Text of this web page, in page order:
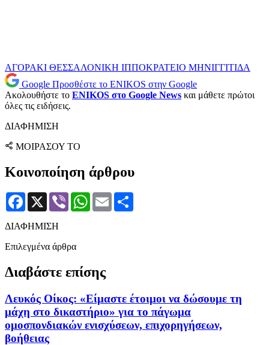
ΑΓΟΡΑΚΙ ΘΕΣΣΑΛΟΝΙΚΗ ΙΠΠΟΚΡΑΤΕΙΟ ΜΗΝΙΓΓΙΤΙΔΑ
Google Προσθέστε το ENIKOS στην Google
Ακολουθήστε το ENIKOS στο Google News και μάθετε πρώτοι
όλες τις ειδήσεις.
ΔΙΑΦΗΜΙΣΗ
ΜΟΙΡΑΣΟΥ ΤΟ
Κοινοποίηση άρθρου
Facebook
X Viber WhatsApp
Email
ΔΙΑΦΗΜΙΣΗ
Επιλεγμένα άρθρα
Διαβάστε επίσης
Λευκός Οίκος: «Είμαστε έτοιμοι να δώσουμε τη
μάχη στο δικαστήριο» για το πάγωμα
ομοσπονδιακών ενισχύσεων, επιχορηγήσεων,
βοήθειας